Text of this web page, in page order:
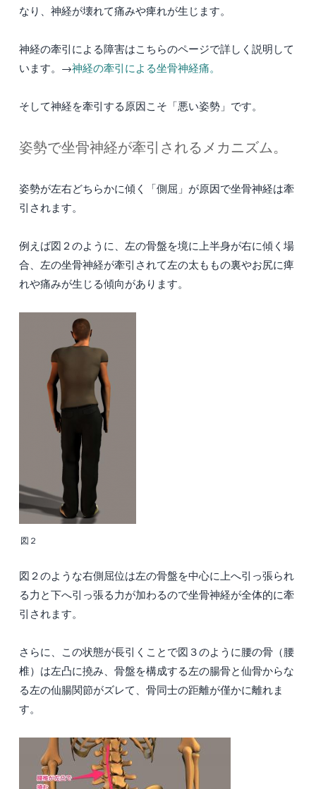
なり、神経が壊れて痛みや痺れが生じます。
神経の牽引による障害はこちらのページで詳しく説明して
います。→神経の牽引による坐骨神経痛。
そして神経を牽引する原因こそ「悪い姿勢」です。
姿勢で坐骨神経が牽引されるメカニズム。
姿勢が左右どちらかに傾く「側屈」が原因で坐骨神経は牽
引されます。
例えば図２のように、左の骨盤を境に上半身が右に傾く場
合、左の坐骨神経が牽引されて左の太ももの裏やお尻に痺
れや痛みが生じる傾向があります。
図２
図２のような右側屈位は左の骨盤を中心に上へ引っ張られ
る力と下へ引っ張る力が加わるので坐骨神経が全体的に牽
引されます。
さらに、この状態が長引くことで図３のように腰の骨（腰
椎）は左凸に撓み、骨盤を構成する左の腸骨と仙骨からな
る左の仙腸関節がズレて、骨同士の距離が僅かに離れま
す。